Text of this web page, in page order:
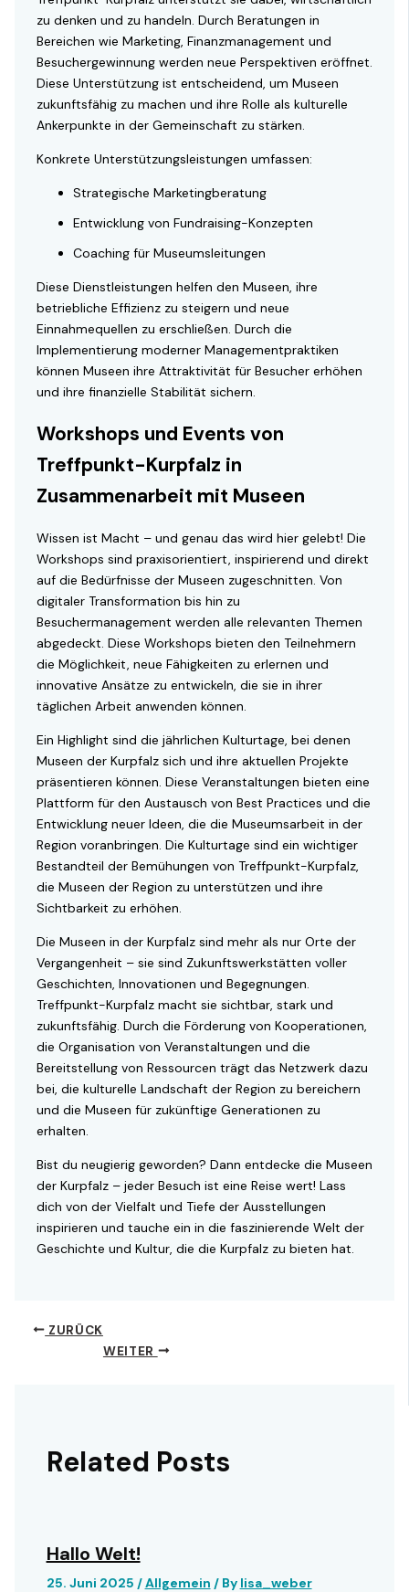
zu denken und zu handeln. Durch Beratungen in
Bereichen wie Marketing, Finanzmanagement und
Besuchergewinnung werden neue Perspektiven eröffnet.
Diese Unterstützung ist entscheidend, um Museen
zukunftsfähig zu machen und ihre Rolle als kulturelle
Ankerpunkte in der Gemeinschaft zu stärken.
Konkrete Unterstützungsleistungen umfassen:
Strategische Marketingberatung
Entwicklung von Fundraising-Konzepten
Coaching für Museumsleitungen
Diese Dienstleistungen helfen den Museen, ihre
betriebliche Effizienz zu steigern und neue
Einnahmequellen zu erschließen. Durch die
Implementierung moderner Managementpraktiken
können Museen ihre Attraktivität für Besucher erhöhen
und ihre finanzielle Stabilität sichern.
Workshops und Events von
Treffpunkt-Kurpfalz in
Zusammenarbeit mit Museen
Wissen ist Macht – und genau das wird hier gelebt! Die
Workshops sind praxisorientiert, inspirierend und direkt
auf die Bedürfnisse der Museen zugeschnitten. Von
digitaler Transformation bis hin zu
Besuchermanagement werden alle relevanten Themen
abgedeckt. Diese Workshops bieten den Teilnehmern
die Möglichkeit, neue Fähigkeiten zu erlernen und
innovative Ansätze zu entwickeln, die sie in ihrer
täglichen Arbeit anwenden können.
Ein Highlight sind die jährlichen Kulturtage, bei denen
Museen der Kurpfalz sich und ihre aktuellen Projekte
präsentieren können. Diese Veranstaltungen bieten eine
Plattform für den Austausch von Best Practices und die
Entwicklung neuer Ideen, die die Museumsarbeit in der
Region voranbringen. Die Kulturtage sind ein wichtiger
Bestandteil der Bemühungen von Treffpunkt-Kurpfalz,
die Museen der Region zu unterstützen und ihre
Sichtbarkeit zu erhöhen.
Die Museen in der Kurpfalz sind mehr als nur Orte der
Vergangenheit – sie sind Zukunftswerkstätten voller
Geschichten, Innovationen und Begegnungen.
Treffpunkt-Kurpfalz macht sie sichtbar, stark und
zukunftsfähig. Durch die Förderung von Kooperationen,
die Organisation von Veranstaltungen und die
Bereitstellung von Ressourcen trägt das Netzwerk dazu
bei, die kulturelle Landschaft der Region zu bereichern
und die Museen für zukünftige Generationen zu
erhalten.
Bist du neugierig geworden? Dann entdecke die Museen
der Kurpfalz – jeder Besuch ist eine Reise wert! Lass
dich von der Vielfalt und Tiefe der Ausstellungen
inspirieren und tauche ein in die faszinierende Welt der
Geschichte und Kultur, die die Kurpfalz zu bieten hat.
ZURÜCK
WEITER
Related Posts
Hallo Welt!
25. Juni 2025 /Allgemein / By lisa_weber